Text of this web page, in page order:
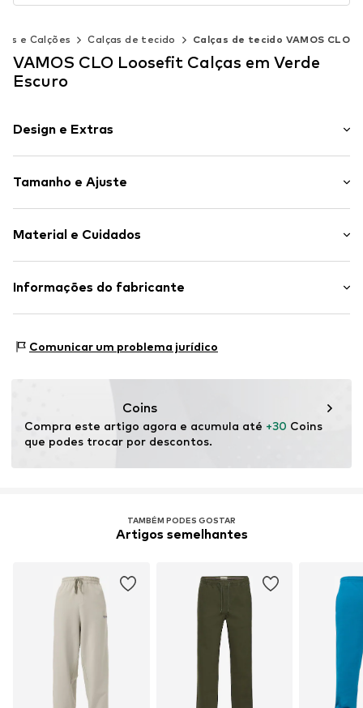
e Calções Calças de tecido Calças de tecido VAMOS CLO
VAMOS CLO Loosefit Calças em Verde
Escuro
Design e Extras
Algodão
Cós
Bolsos traseiros
Toque liso
Tamanho e Ajuste
Ajuste: Loosefit
Material e Cuidados
Material superior: 60% Algodão, 40% Poliéster - PES
Informações do fabricante
89537 Giengen an der Brenz
Comunicar um problema jurídico
Coins
Compra este artigo agora e acumula até +30 Coins
que podes trocar por descontos.
TAMBÉM PODES GOSTAR
Artigos semelhantes